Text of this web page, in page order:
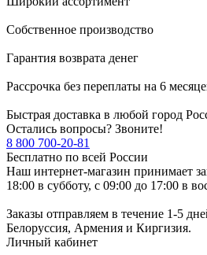
Собственное производство
Гарантия возврата денег
Рассрочка без переплаты на 6
Быстрая доставка в любой город
Остались вопросы? Звоните!
8 800 700-20-81
Бесплатно по всей России
Наш интернет-магазин принимает
18:00 в субботу, с 09:00 до 17:00 в
Заказы отправляем в течение 1-5
Белоруссия, Армения и Киргизия.
Личный кабинет